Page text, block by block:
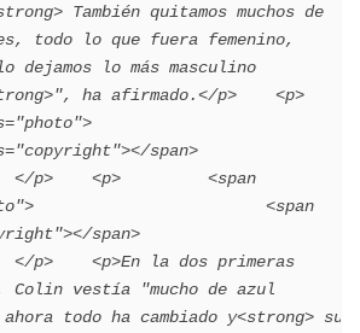
También quitamos muchos de
todo lo que fuera femenino,
dejamos lo más masculino
ha afirmado.</p>    <p>
span>
</p>    <p>         <span
<span
span>
</p>    <p>En la dos primeras
Colin vestía "mucho de azul
ahora todo ha cambiado y<strong> su